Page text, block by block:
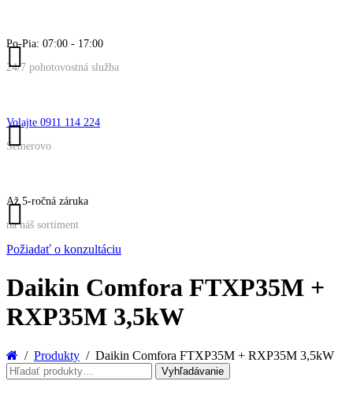
Po-Pia: 07:00 - 17:00
24/7 pohotovostná služba
Volajte 0911 114 224
Semerovo
Až 5-ročná záruka
na náš sortiment
Požiadať o konzultáciu
Daikin Comfora FTXP35M +
RXP35M 3,5kW
Produkty
Daikin Comfora FTXP35M + RXP35M 3,5kW
Hľadať:
Vyhľadávanie